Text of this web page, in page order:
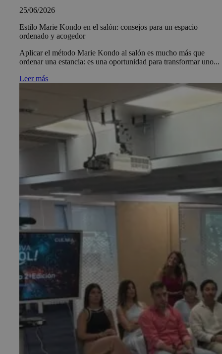
25/06/2026
Estilo Marie Kondo en el salón: consejos para un espacio
ordenado y acogedor
Aplicar el método Marie Kondo al salón es mucho más que
ordenar una estancia: es una oportunidad para transformar uno...
Leer más